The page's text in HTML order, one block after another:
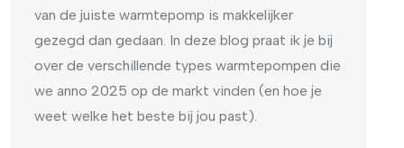
van de juiste warmtepomp is makkelijker
gezegd dan gedaan. In deze blog praat ik je bij
over de verschillende types warmtepompen die
we anno 2025 op de markt vinden (en hoe je
weet welke het beste bij jou past).